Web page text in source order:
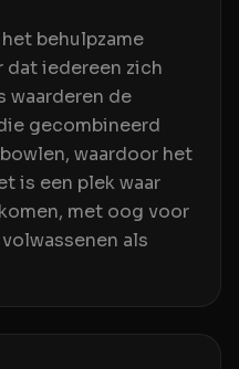
behulpzame
dat iedereen zich
waarderen de
gecombineerd
waardoor het
is een plek waar
met oog voor
als